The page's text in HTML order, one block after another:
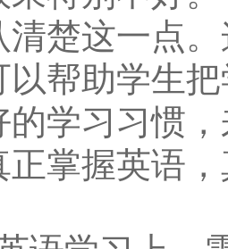
清楚这一点
以帮助学生
的学习习惯
正掌握英语